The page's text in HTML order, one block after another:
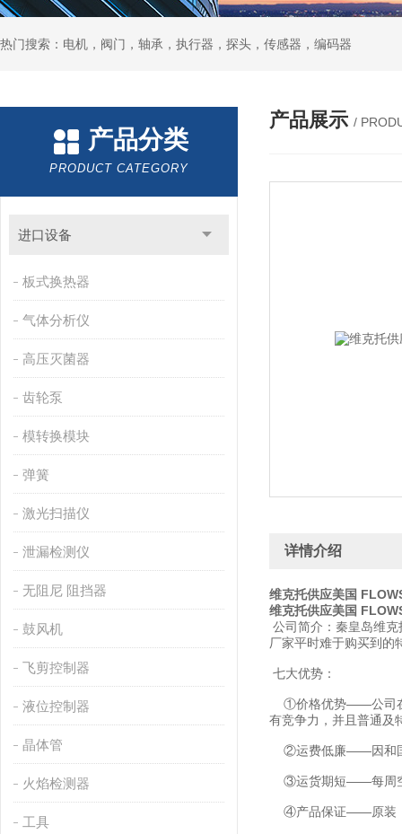
热门搜索：电机，阀门，轴承，执行器，探头，传感器，编码器
产品分类
PRODUCT CATEGORY
进口设备
板式换热器
气体分析仪
高压灭菌器
齿轮泵
模转换模块
弹簧
激光扫描仪
泄漏检测仪
无阻尼 阻挡器
鼓风机
飞剪控制器
液位控制器
晶体管
火焰检测器
工具
产品展示 /
详情介绍
维克托供应美国
维克托供应美国
公司简介：秦皇岛维
厂家平时难于购买到的
七大优势：
①价格优势——公司在
有竞争力，并且普通及
②运费低廉——因和国
③运货期短——每周空
④产品保证——原装